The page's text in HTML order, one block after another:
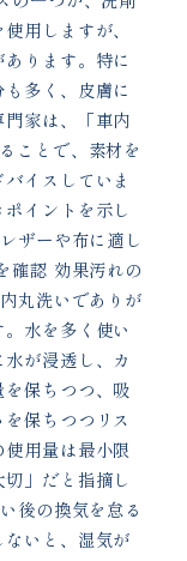
用しますが、
ります。特に
多く、皮膚に
家は、「車内
ことで、素材を
イスしていま
イントを示し
ザーや布に適し
確認 効果汚れの
丸洗いでありが
水を多く使い
が浸透し、カ
保ちつつ、吸
保ちつつリス
用量は最小限
」だと指摘し
後の換気を怠る
いと、湿気が